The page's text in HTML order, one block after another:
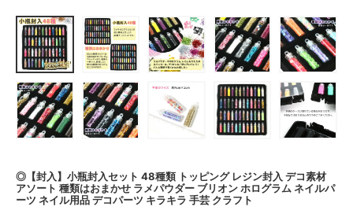
◎【封入】小瓶封入セット 48種類 トッピング レジン封入 デコ素材
アソート 種類はおまかせ ラメパウダー ブリオン ホログラム ネイルパ
ーツ ネイル用品 デコパーツ キラキラ 手芸 クラフト